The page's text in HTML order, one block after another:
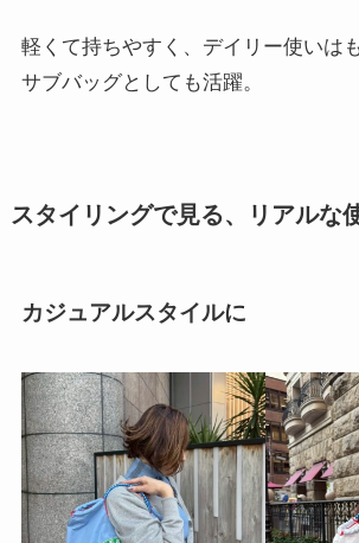
軽くて持ちやすく、デイリー使いは
サブバッグとしても活躍。
スタイリングで見る、リアルな
カジュアルスタイルに